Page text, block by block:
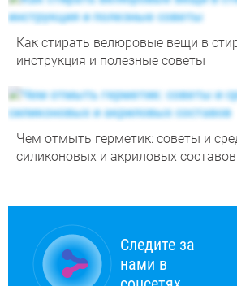
Как стирать велюровые вещи в
инструкция и полезные советы
Чем отмыть герметик: советы и
силиконовых и акриловых составов
Следите за
нами в